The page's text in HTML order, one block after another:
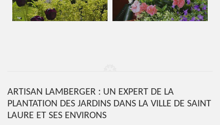
ARTISAN LAMBERGER : UN EXPERT DE LA
PLANTATION DES JARDINS DANS LA VILLE DE SAINT
LAURE ET SES ENVIRONS